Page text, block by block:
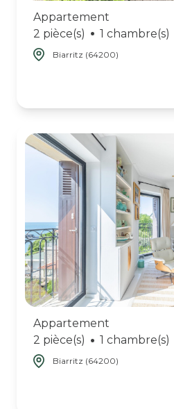
Appartement
2 pièce(s)
1 chambre(s)
Biarritz (64200)
Appartement
2 pièce(s)
1 chambre(s)
Biarritz (64200)